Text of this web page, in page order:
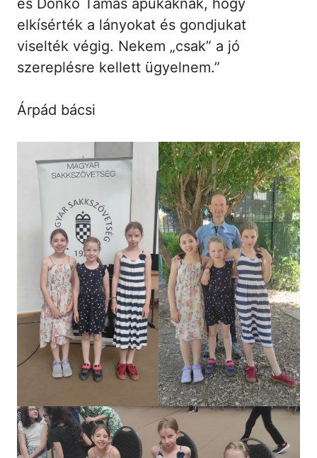
és Donkó Tamás apukáknak, hogy
elkísérték a lányokat és gondjukat
viselték végig. Nekem „csak” a jó
szereplésre kellett ügyelnem.”
Árpád bácsi